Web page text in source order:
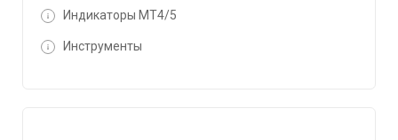
Индикаторы MT4/5
Инструменты